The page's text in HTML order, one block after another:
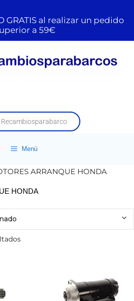
GRATIS al realizar un pedido
a 59€
Menú
ARRANQUE HONDA
HONDA